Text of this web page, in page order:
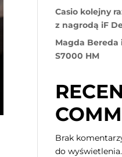
Casio kolejny
z nagrodą iF
Magda Bereda
S7000 HM
Brak
do wyświetlenia.